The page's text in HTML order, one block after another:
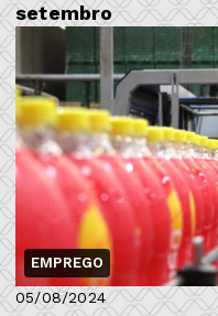
setembro
EMPREGO
05/08/2024